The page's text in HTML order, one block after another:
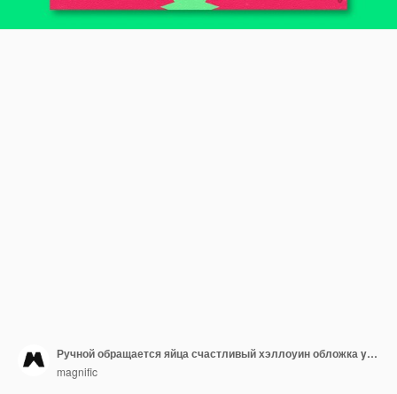
Ручной обращается яйца счастливый хэллоуин обложка youtube
magnific